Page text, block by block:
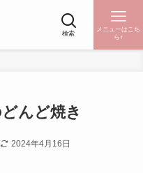
検索
メニューはこち
ら↑
んど焼き
2024年4月16日